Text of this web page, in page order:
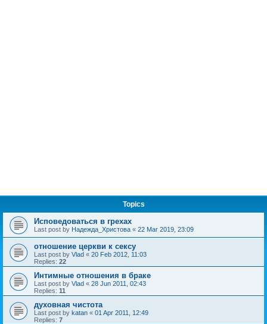
Topics
Исповедоваться в грехах
Last post by Надежда_Христова « 22 Mar 2019, 23:09
отношение церкви к сексу
Last post by Vlad « 20 Feb 2012, 11:03
Replies: 22
Интимные отношения в браке
Last post by Vlad « 28 Jun 2011, 02:43
Replies: 11
духовная чистота
Last post by katan « 01 Apr 2011, 12:49
Replies: 7